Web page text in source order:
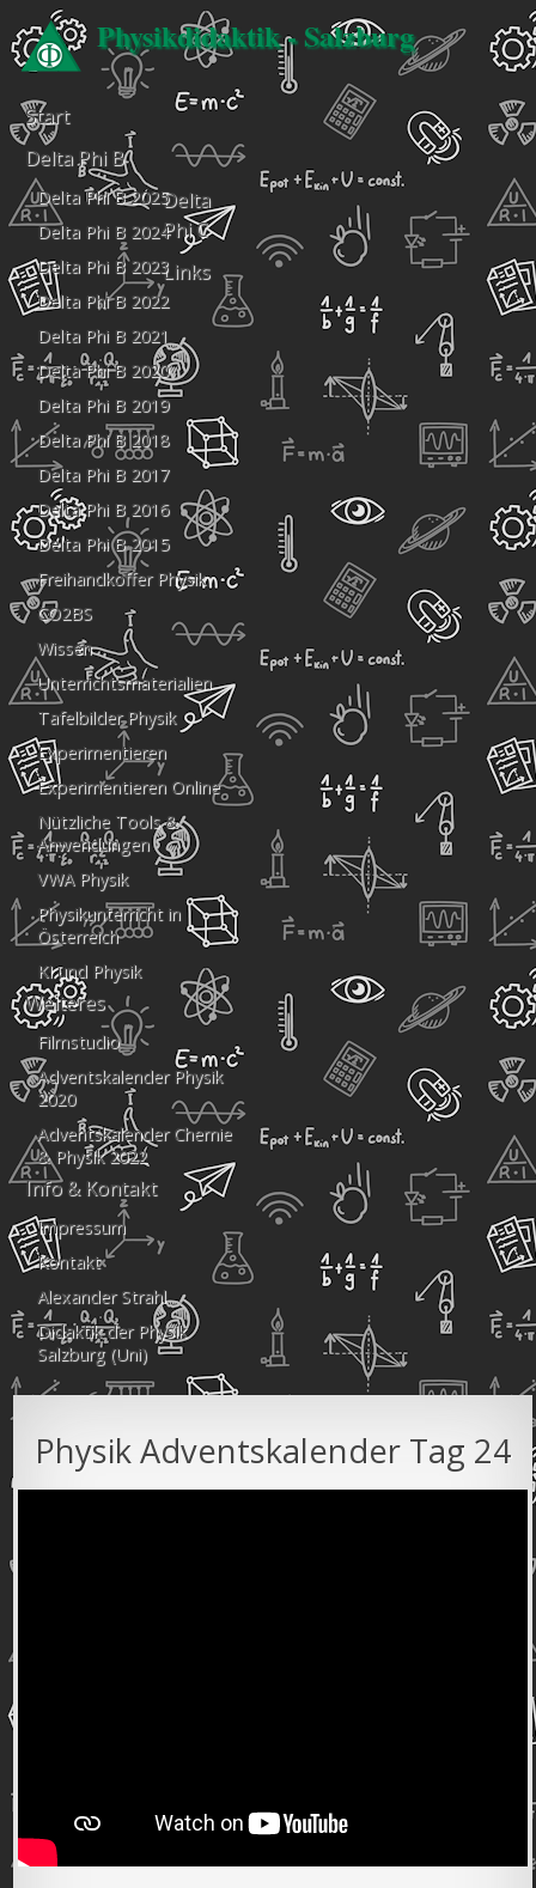
Physikdidaktik - Salzburg
Start
Delta Phi B
Delta Phi B 2025
Delta Phi B 2024
Delta Phi B 2023
Delta Phi B 2022
Delta Phi B 2021
Delta Phi B 2020
Delta Phi B 2019
Delta Phi B 2018
Delta Phi B 2017
Delta Phi B 2016
Delta Phi B 2015
Delta
Phi C
Freihandkoffer Physik
CO2BS
Links
Wissen
Unterrichtsmaterialien
Tafelbilder Physik
Experimentieren
Experimentieren Online
Nützliche Tools &
Anwendungen
VWA Physik
Physikunterricht in
Österreich
KI und Physik
Weiteres
Filmstudio
Adventskalender Physik
2020
Adventskalender Chemie
& Physik 2022
Info & Kontakt
Impressum
Kontakt
Alexander Strahl
Didaktik der Physik
Salzburg (Uni)
Physik Adventskalender Tag 24